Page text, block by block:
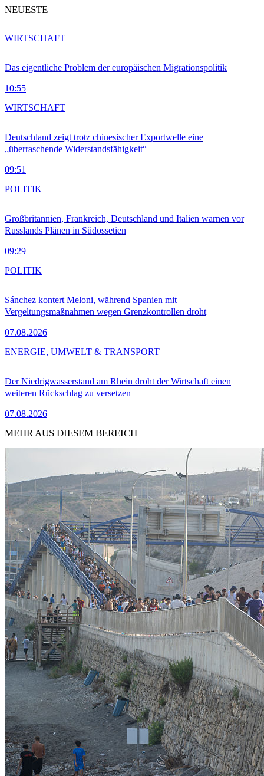
NEUESTE
Das eigentliche Problem der europäischen Migrationspolitik
10:55
WIRTSCHAFT
Deutschland zeigt trotz chinesischer Exportwelle eine
„überraschende Widerstandsfähigkeit“
09:51
WIRTSCHAFT
Großbritannien, Frankreich, Deutschland und Italien warnen vor
Russlands Plänen in Südossetien
09:29
POLITIK
Sánchez kontert Meloni, während Spanien mit
Vergeltungsmaßnahmen wegen Grenzkontrollen droht
07.08.2026
POLITIK
Der Niedrigwasserstand am Rhein droht der Wirtschaft einen
weiteren Rückschlag zu versetzen
07.08.2026
ENERGIE, UMWELT & TRANSPORT
MEHR AUS DIESEM BEREICH